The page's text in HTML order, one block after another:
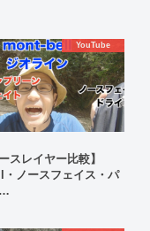
YouTube
スレイヤー比較】
ノースフェイス・パ
…